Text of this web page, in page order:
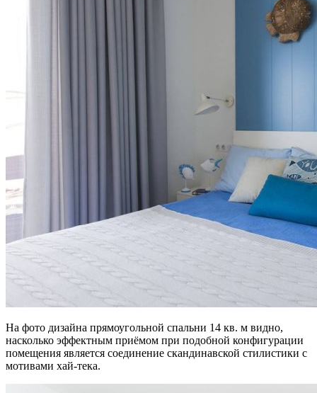
На фото дизайна прямоугольной спальни 14 кв. м видно,
насколько эффектным приёмом при подобной конфигурации
помещения является соединение скандинавской стилистики с
мотивами хай-тека.